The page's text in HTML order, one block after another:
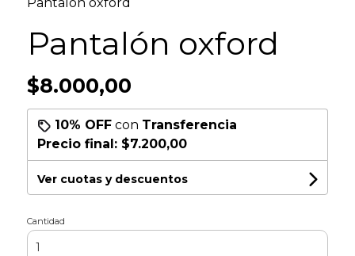
Pantalón oxford
$8.000,00
10% OFFcon Transferencia
Precio final: $7.200,00
Ver cuotas y descuentos
Cantidad